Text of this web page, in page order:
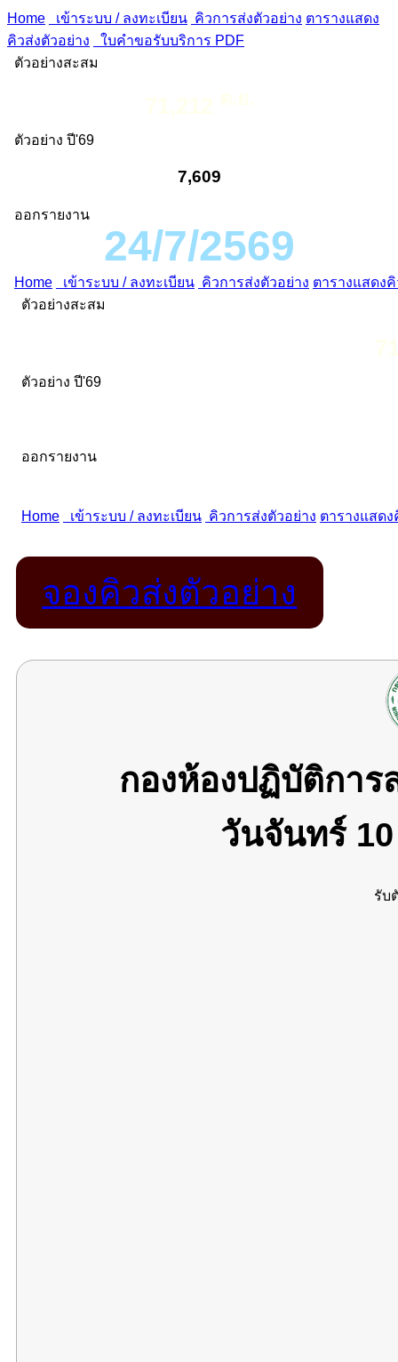
Home เข้าระบบ / ลงทะเบียน คิวการส่งตัวอย่าง ตารางแสดง
คิวส่งตัวอย่าง
ใบคำขอรับบริการ PDF
ตัวอย่างสะสม
ตัวอย่าง ปี'69
7,609
ออกรายงาน
24/7/2569
จองคิวส่งตัวอย่าง
กองห้องปฏิบัติกา
วันจันทร์
รับ